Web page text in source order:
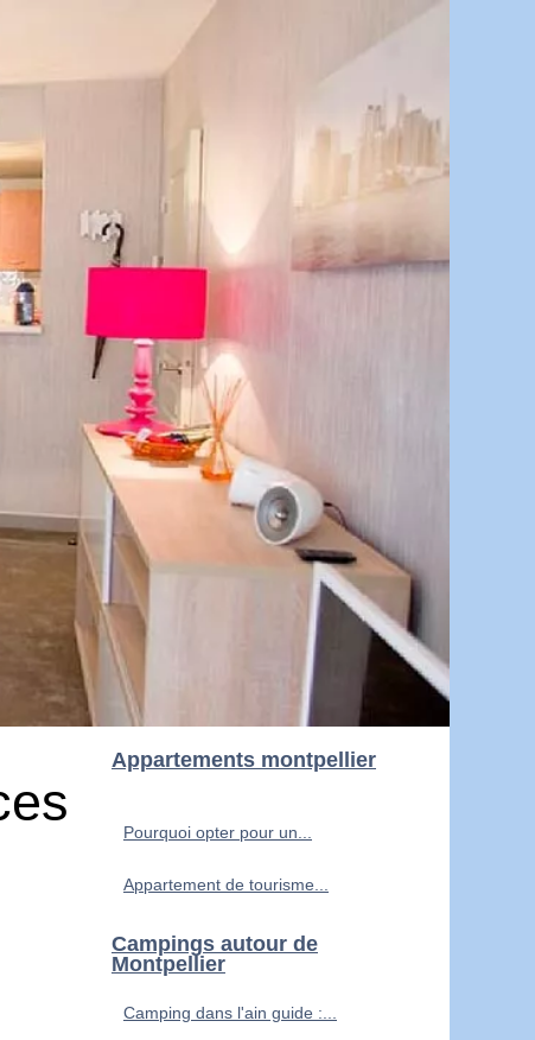
Appartements montpellier
Pourquoi opter pour un...
Appartement de tourisme...
Campings autour de
Montpellier
Camping dans l'ain guide :...